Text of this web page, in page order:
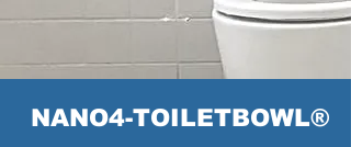
NANO4-TOILETBOWL®